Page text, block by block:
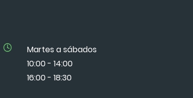
Martes a sábados
10:00 - 14:00
16:00 - 18:30